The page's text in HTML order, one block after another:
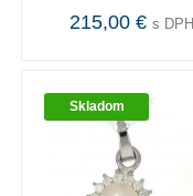
215,00 € s DPH
Skladom